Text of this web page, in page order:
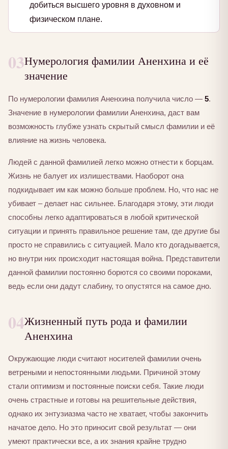
добиться высшего уровня в духовном и
физическом плане.
03Нумерология фамилии Аненхина и её
значение
По нумерологии фамилия Аненхина получила число — 5.
Значение в нумерологии фамилии Аненхина, даст вам
возможность глубже узнать скрытый смысл фамилии и её
влияние на жизнь человека.
Людей с данной фамилией легко можно отнести к борцам.
Жизнь не балует их излишествами. Наоборот она
подкидывает им как можно больше проблем. Но, что нас не
убивает – делает нас сильнее. Благодаря этому, эти люди
способны легко адаптироваться в любой критической
ситуации и принять правильное решение там, где другие бы
просто не справились с ситуацией. Мало кто догадывается,
но внутри них происходит настоящая война. Представители
данной фамилии постоянно борются со своими пороками,
ведь если они дадут слабину, то опустятся на самое дно.
04Жизненный путь рода и фамилии
Аненхина
Окружающие люди считают носителей фамилии очень
ветреными и непостоянными людьми. Причиной этому
стали оптимизм и постоянные поиски себя. Такие люди
очень страстные и готовы на решительные действия,
однако их энтузиазма часто не хватает, чтобы закончить
начатое дело. Но это приносит свой результат — они
умеют практически все, а их знания крайне трудно